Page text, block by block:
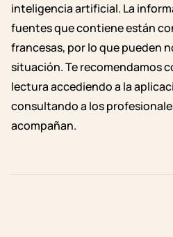
inteligencia artificial. La
fuentes que contiene están
francesas, por lo que pueden
situación. Te recomendamos
lectura accediendo a la
consultando a los
acompañan.